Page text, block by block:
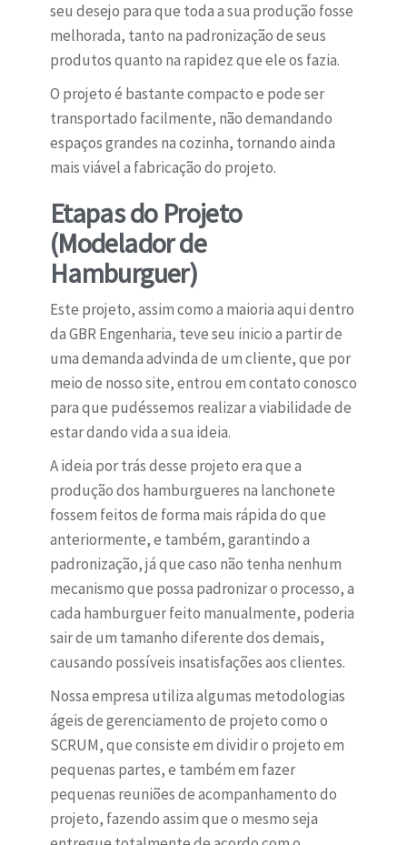
seu desejo para que toda a sua produção fosse
melhorada, tanto na padronização de seus
produtos quanto na rapidez que ele os fazia.
O projeto é bastante compacto e pode ser
transportado facilmente, não demandando
espaços grandes na cozinha, tornando ainda
mais viável a fabricação do projeto.
Etapas do Projeto
(Modelador de
Hamburguer)
Este projeto, assim como a maioria aqui dentro
da GBR Engenharia, teve seu inicio a partir de
uma demanda advinda de um cliente, que por
meio de nosso site, entrou em contato conosco
para que pudéssemos realizar a viabilidade de
estar dando vida a sua ideia.
A ideia por trás desse projeto era que a
produção dos hamburgueres na lanchonete
fossem feitos de forma mais rápida do que
anteriormente, e também, garantindo a
padronização, já que caso não tenha nenhum
mecanismo que possa padronizar o processo, a
cada hamburguer feito manualmente, poderia
sair de um tamanho diferente dos demais,
causando possíveis insatisfações aos clientes.
Nossa empresa utiliza algumas metodologias
ágeis de gerenciamento de projeto como o
SCRUM, que consiste em dividir o projeto em
pequenas partes, e também em fazer
pequenas reuniões de acompanhamento do
projeto, fazendo assim que o mesmo seja